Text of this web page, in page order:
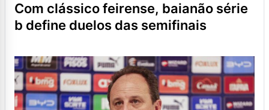
com clássico feirense, baianão série
b define duelos das semifinais